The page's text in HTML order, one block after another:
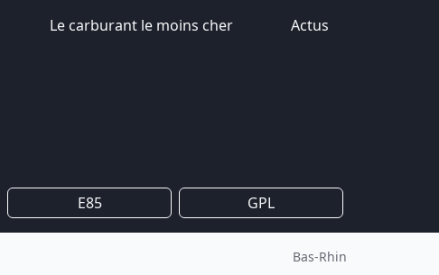
Le carburant le moins cher Actus
E85 GPL
Bas-Rhin